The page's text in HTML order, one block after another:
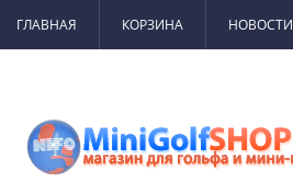
ГЛАВНАЯ КОРЗИНА НОВОСТИ